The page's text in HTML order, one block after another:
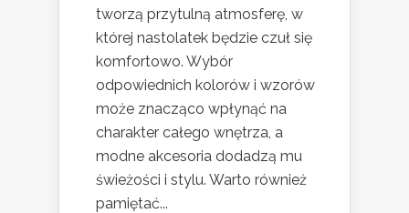
tworzą przytulną atmosferę, w
której nastolatek będzie czuł się
komfortowo. Wybór
odpowiednich kolorów i wzorów
może znacząco wpłynąć na
charakter całego wnętrza, a
modne akcesoria dodadzą mu
świeżości i stylu. Warto również
pamiętać...